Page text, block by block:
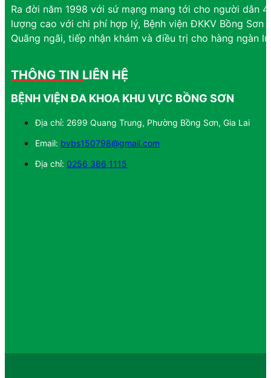
Ra đời năm 1998 với sứ mạng mang tới cho người dân
lượng cao với chi phí hợp lý, Bệnh viện ĐKKV Bồng
Quãng ngãi, tiếp nhận khám và điều trị cho hàng ngàn
THÔNG TIN LIÊN HỆ
BỆNH VIỆN ĐA KHOA KHU VỰC BỒNG SƠN
Địa chỉ: 2699 Quang Trung, Phường Bồng Sơn, Gia Lai
Email: bvbs150798@gmail.com
Địa chỉ: 0256 386 1115